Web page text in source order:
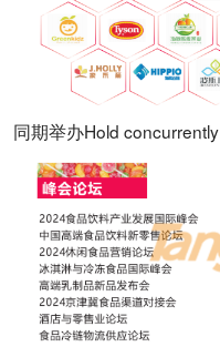
同期举办Hold concurrently